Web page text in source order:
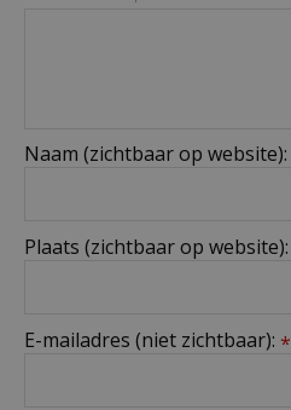
Naam (zichtbaar op website):
Plaats (zichtbaar op website):
E-mailadres (niet zichtbaar): *